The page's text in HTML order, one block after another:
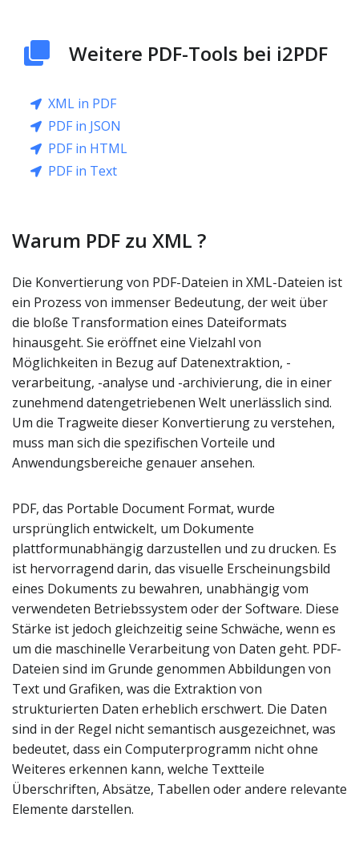
Weitere PDF-Tools bei i2PDF
XML in PDF
PDF in JSON
PDF in HTML
PDF in Text
Warum PDF zu XML ?
Die Konvertierung von PDF-Dateien in XML-Dateien ist
ein Prozess von immenser Bedeutung, der weit über
die bloße Transformation eines Dateiformats
hinausgeht. Sie eröffnet eine Vielzahl von
Möglichkeiten in Bezug auf Datenextraktion, -
verarbeitung, -analyse und -archivierung, die in einer
zunehmend datengetriebenen Welt unerlässlich sind.
Um die Tragweite dieser Konvertierung zu verstehen,
muss man sich die spezifischen Vorteile und
Anwendungsbereiche genauer ansehen.
PDF, das Portable Document Format, wurde
ursprünglich entwickelt, um Dokumente
plattformunabhängig darzustellen und zu drucken. Es
ist hervorragend darin, das visuelle Erscheinungsbild
eines Dokuments zu bewahren, unabhängig vom
verwendeten Betriebssystem oder der Software. Diese
Stärke ist jedoch gleichzeitig seine Schwäche, wenn es
um die maschinelle Verarbeitung von Daten geht. PDF-
Dateien sind im Grunde genommen Abbildungen von
Text und Grafiken, was die Extraktion von
strukturierten Daten erheblich erschwert. Die Daten
sind in der Regel nicht semantisch ausgezeichnet, was
bedeutet, dass ein Computerprogramm nicht ohne
Weiteres erkennen kann, welche Textteile
Überschriften, Absätze, Tabellen oder andere relevante
Elemente darstellen.